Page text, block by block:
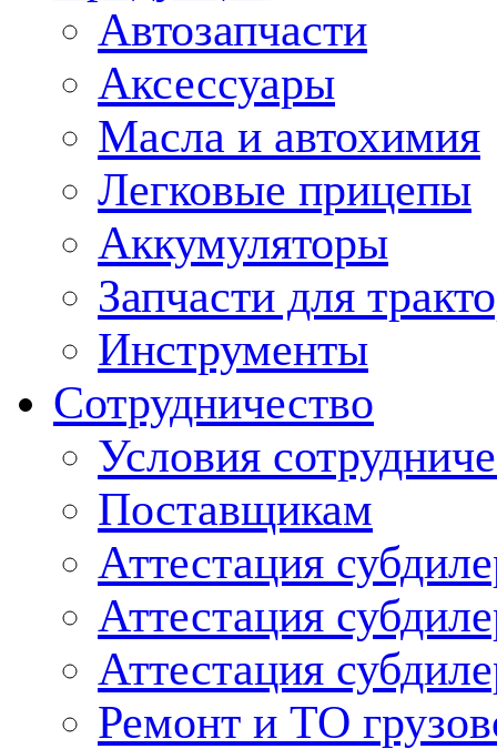
Автозапчасти
Аксессуары
Масла и автохимия
Легковые прицепы
Аккумуляторы
Запчасти для
Инструменты
Сотрудничество
Условия
Поставщикам
Аттестация
Аттестация
Аттестация
Ремонт и ТО